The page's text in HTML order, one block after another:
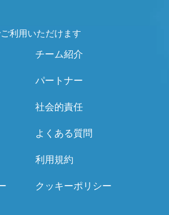
利用いただけます
チーム紹介
パートナー
社会的責任
よくある質問
利用規約
クッキーポリシー